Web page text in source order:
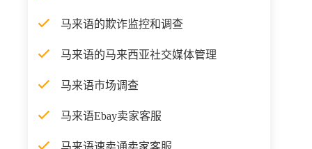
马来语的欺诈监控和调查
马来语的马来西亚社交媒体管理
马来语市场调查
马来语Ebay卖家客服
马来语速卖通卖家客服